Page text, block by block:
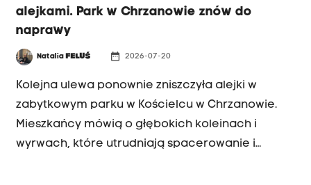
alejkami. Park w Chrzanowie znów do
naprawy
Natalia FELUŚ date_range 2026-07-20
Kolejna ulewa ponownie zniszczyła alejki w
zabytkowym parku w Kościelcu w Chrzanowie.
Mieszkańcy mówią o głębokich koleinach i
wyrwach, które utrudniają spacerowanie i